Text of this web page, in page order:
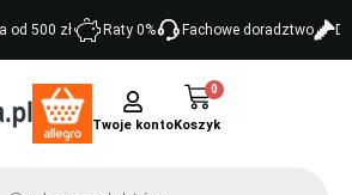
od 500 zł Raty 0% Fachowe doradztwo
Twoje konto
0